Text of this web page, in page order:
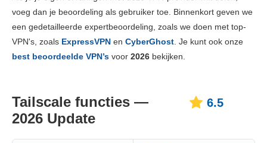
Installatie en apps 6.3
Betrouwbaarheid & Ondersteuning 4.3
voeg dan je beoordeling als gebruiker toe. Binnenkort geven we
een gedetailleerde expertbeoordeling, zoals we doen met top-
VPN's, zoals ExpressVPN en CyberGhost . Je kunt ook onze
best beoordeelde VPN’s voor 2026 bekijken.
Tailscale functies —
2026 Update
6.5